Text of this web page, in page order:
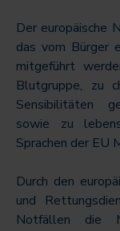
Der europäische
das vom Bürger
mitgeführt
Blutgruppe, zu
Sensibilitäten
sowie zu
Sprachen der EU
Durch den
und
Notfällen die